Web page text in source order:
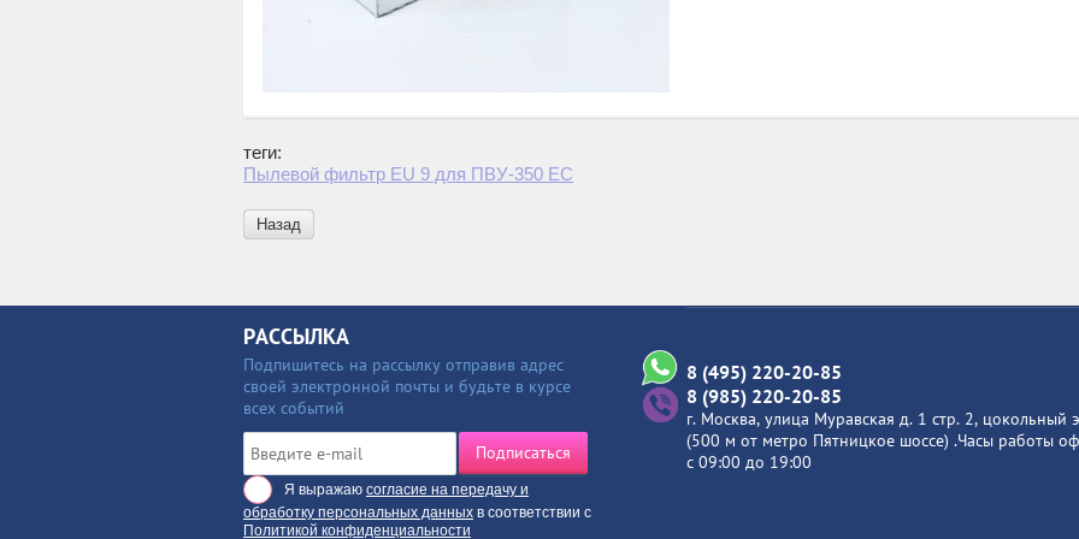
теги:
Пылевой фильтр EU 9 для ПВУ-350 ЕС
Назад
РАССЫЛКА
Подпишитесь на рассылку отправив адрес
своей электронной почты и будьте в курсе
всех событий
Я выражаю согласие на передачу и
обработку персональных данных в соответствии с
Политикой конфиденциальности
Подписаться
8 (495) 220-20-85
8 (985) 220-20-85
г. Москва, улица Муравская д. 1 стр. 2, цокольный
(500 м от метро Пятницкое шоссе) .Часы работы
с 09:00 до 19:00